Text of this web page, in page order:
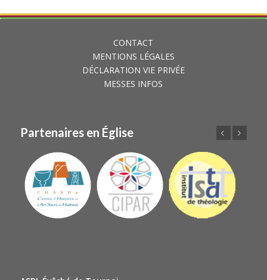
CONTACT
MENTIONS LÉGALES
DÉCLARATION VIE PRIVÉE
MESSES INFOS
Partenaires en Église